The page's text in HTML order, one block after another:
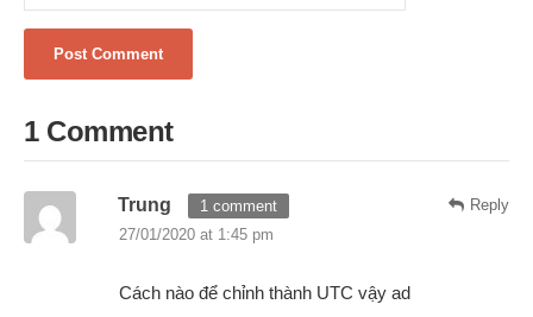
1 Comment
Reply
Trung
1 comment
27/01/2020 at 1:45 pm
Cách nào để chỉnh thành UTC vậy ad